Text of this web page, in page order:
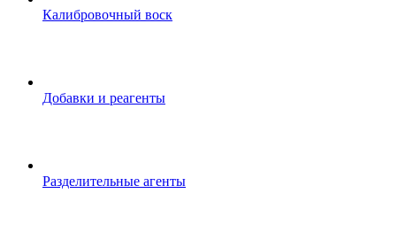
Калибровочный воск
Добавки и реагенты
Разделительные агенты